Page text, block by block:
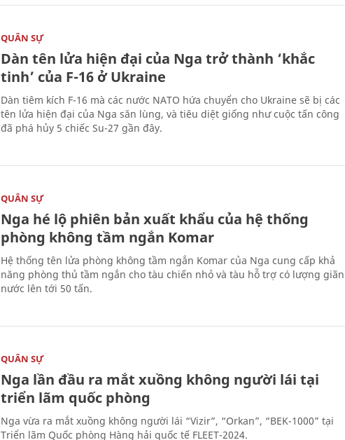
QUÂN SỰ
Dàn tên lửa hiện đại của Nga trở thành ‘khắc
tinh’ của F-16 ở Ukraine
Dàn tiêm kích F-16 mà các nước NATO hứa chuyển cho Ukraine sẽ bị các
tên lửa hiện đại của Nga săn lùng, và tiêu diệt giống như cuộc tấn công
đã phá hủy 5 chiếc Su-27 gần đây.
QUÂN SỰ
Nga hé lộ phiên bản xuất khẩu của hệ thống
phòng không tầm ngắn Komar
Hệ thống tên lửa phòng không tầm ngắn Komar của Nga cung cấp khả
năng phòng thủ tầm ngắn cho tàu chiến nhỏ và tàu hỗ trợ có lượng giãn
nước lên tới 50 tấn.
QUÂN SỰ
Nga lần đầu ra mắt xuồng không người lái tại
triển lãm quốc phòng
Nga vừa ra mắt xuồng không người lái “Vizir”, “Orkan”, “BEK-1000” tại
Triển lãm Quốc phòng Hàng hải quốc tế FLEET-2024.